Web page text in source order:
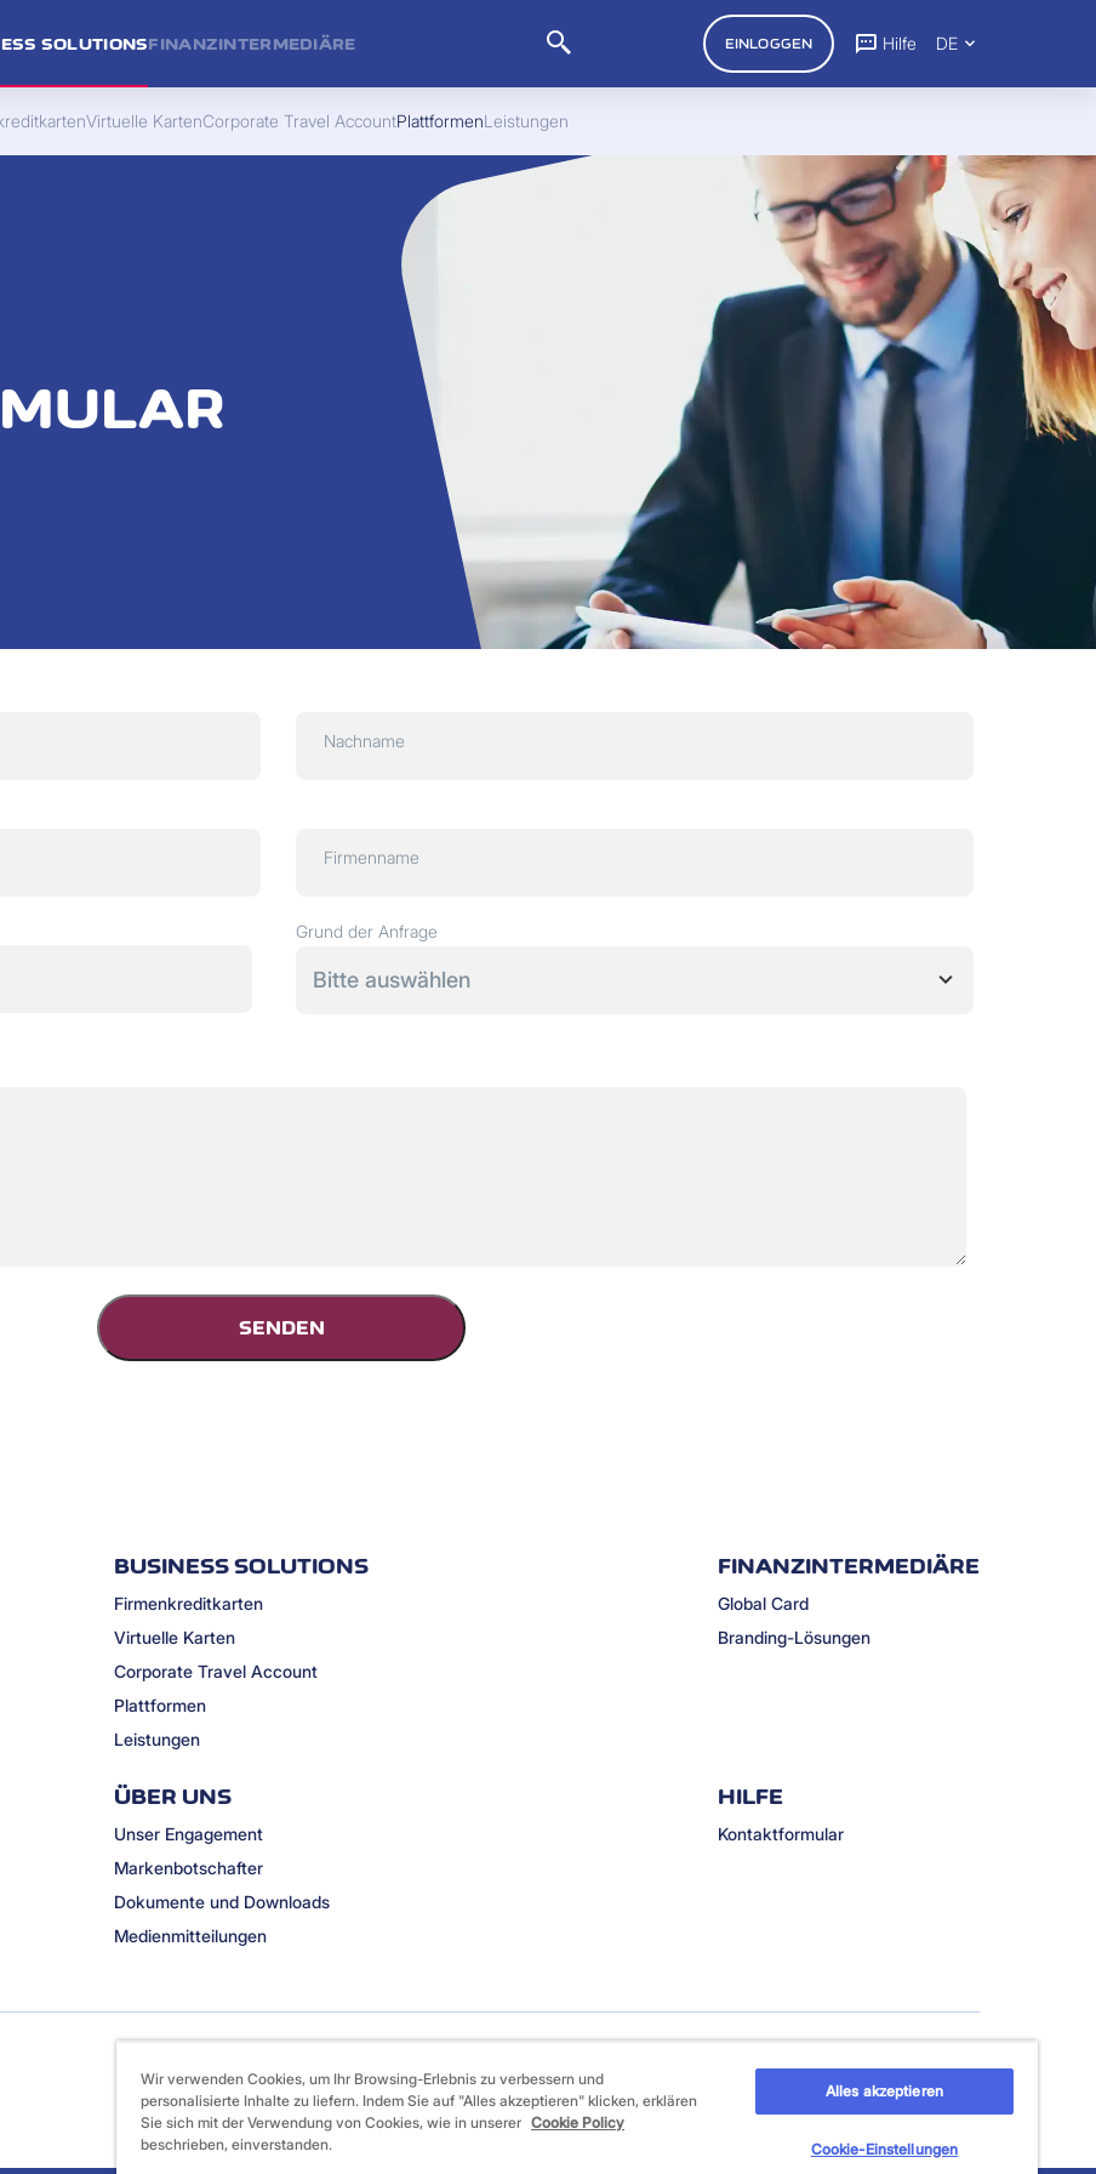
Nachname
Firmenname
Grund der Anfrage
Bitte auswählen
BUSINESS SOLUTIONS
Firmenkreditkarten
Virtuelle Karten
Corporate Travel Account
Plattformen
Leistungen
FINANZINTERMEDIÄRE
Global Card
Branding-Lösungen
ÜBER UNS
Unser Engagement
Markenbotschafter
Dokumente und Downloads
Medienmitteilungen
HILFE
Kontaktformular
SOLUTIONS
Virtuelle KartenCorporate Travel AccountPlattformenLeistungen
FINANZINTERMEDIÄRE EINLOGGEN Hilfe DE
Wir verwenden Cookies, um Ihr Browsing-Erlebnis zu verbessern und
personalisierte Inhalte zu liefern. Indem Sie auf "Alles akzeptieren" klicken, erklären
Sie sich mit der Verwendung von Cookies, wie in unserer Cookie Policy
beschrieben, einverstanden.
Alles akzeptieren
Cookie-Einstellungen